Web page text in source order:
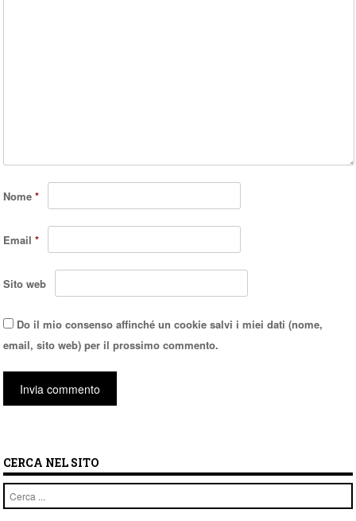
Nome*
Email*
Sito web
Do il mio consenso affinché un cookie salvi i miei dati (nome,
email, sito web) per il prossimo commento.
CERCA NEL SITO
Cerca